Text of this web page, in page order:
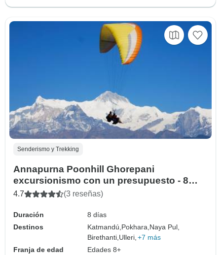
Senderismo y Trekking
Annapurna Poonhill Ghorepani
excursionismo con un presupuesto - 8
días
4.7 (3 reseñas)
Duración
8 días
Destinos
Katmandú, Pokhara, Naya Pul,
Birethanti, Ulleri, +7 más
Franja de edad
Edades 8+